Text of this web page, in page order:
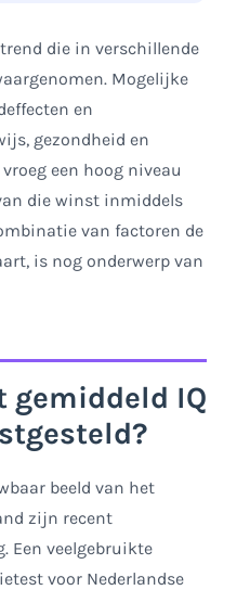
die in verschillende
Mogelijke
en
gezondheid en
een hoog niveau
die winst inmiddels
van factoren de
is nog onderwerp van
gemiddeld IQ
beeld van het
zijn recent
Een veelgebruikte
voor Nederlandse